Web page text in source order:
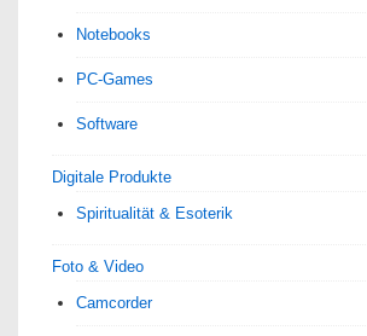
Notebooks
PC-Games
Software
Digitale Produkte
Spiri­tua­lität & Esoterik
Foto & Video
Camcorder